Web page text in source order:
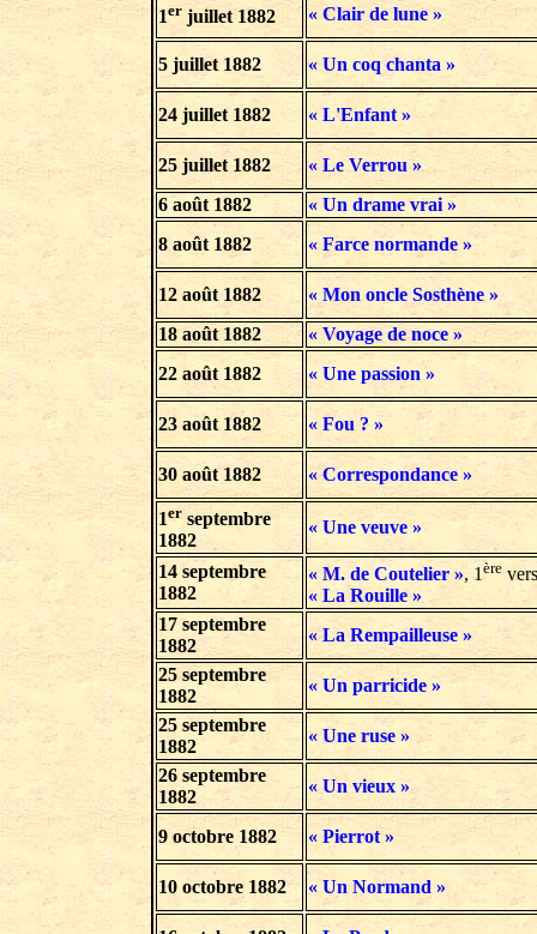
1erjuillet 1882 « Clair de lune »
5 juillet 1882 « Un coq chanta »
24 juillet 1882 « L'Enfant »
25 juillet 1882
« Le Verrou »
6 août 1882
« Un drame vrai »
8 août 1882
« Farce normande »
12 août 1882
« Mon oncle Sosthène »
18 août 1882
« Voyage de noce »
22 août 1882
« Une passion »
23 août 1882 « Fou ? »
30 août 1882 « Correspondance »
1erseptembre
1882
« Une veuve »
14 septembre
1882
« M. de Coutelier », 1 ère
« La Rouille »
17 septembre
1882
« La Rempailleuse »
25 septembre
1882
« Un parricide »
25 septembre
1882
« Une ruse »
26 septembre
1882
« Un vieux »
9 octobre 1882 « Pierrot »
10 octobre 1882 « Un Normand »